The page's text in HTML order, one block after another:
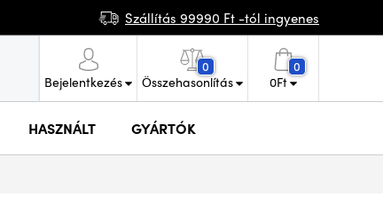
Szállítás 99990 Ft -tól ingyenes
Bejelentkezés
0
Összehasonlítás
0
0Ft
HASZNÁLT GYÁRTÓK